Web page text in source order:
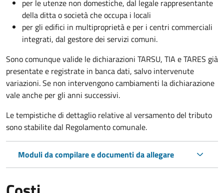
per le utenze non domestiche, dal legale rappresentante
della ditta o società che occupa i locali
per gli edifici in multiproprietà e per i centri commerciali
integrati, dal gestore dei servizi comuni.
Sono comunque valide le dichiarazioni TARSU, TIA e TARES già
presentate e registrate in banca dati, salvo intervenute
variazioni. Se non intervengono cambiamenti la dichiarazione
vale anche per gli anni successivi.
Le tempistiche di dettaglio relative al versamento del tributo
sono stabilite dal Regolamento comunale.
Moduli da compilare e documenti da allegare